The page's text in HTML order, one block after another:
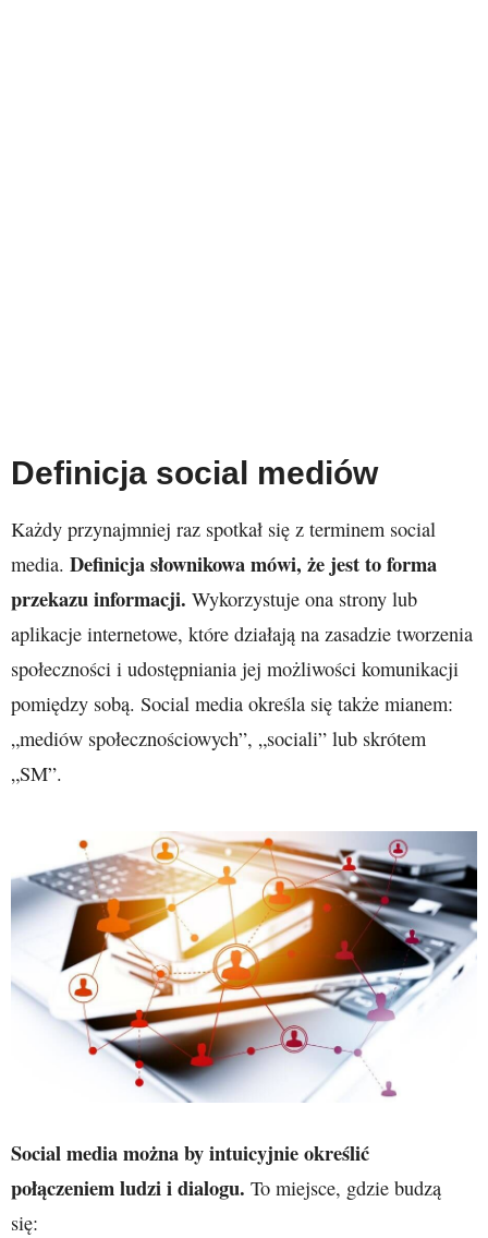
Definicja social mediów
Każdy przynajmniej raz spotkał się z terminem social
media. Definicja słownikowa mówi, że jest to forma
przekazu informacji. Wykorzystuje ona strony lub
aplikacje internetowe, które działają na zasadzie tworzenia
społeczności i udostępniania jej możliwości komunikacji
pomiędzy sobą. Social media określa się także mianem:
„mediów społecznościowych”, „sociali” lub skrótem
„SM”.
Social media można by intuicyjnie określić
połączeniem ludzi i dialogu. To miejsce, gdzie budzą
się: